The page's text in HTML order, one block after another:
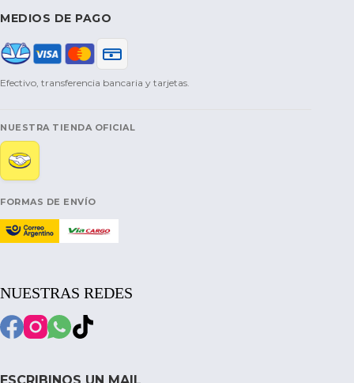
MEDIOS DE PAGO
Efectivo, transferencia bancaria y tarjetas.
NUESTRA TIENDA OFICIAL
FORMAS DE ENVÍO
NUESTRAS REDES